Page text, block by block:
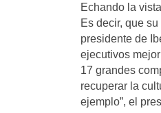
Echando la
Es decir, que
presidente de
ejecutivos
17 grandes
recuperar la
ejemplo”, el